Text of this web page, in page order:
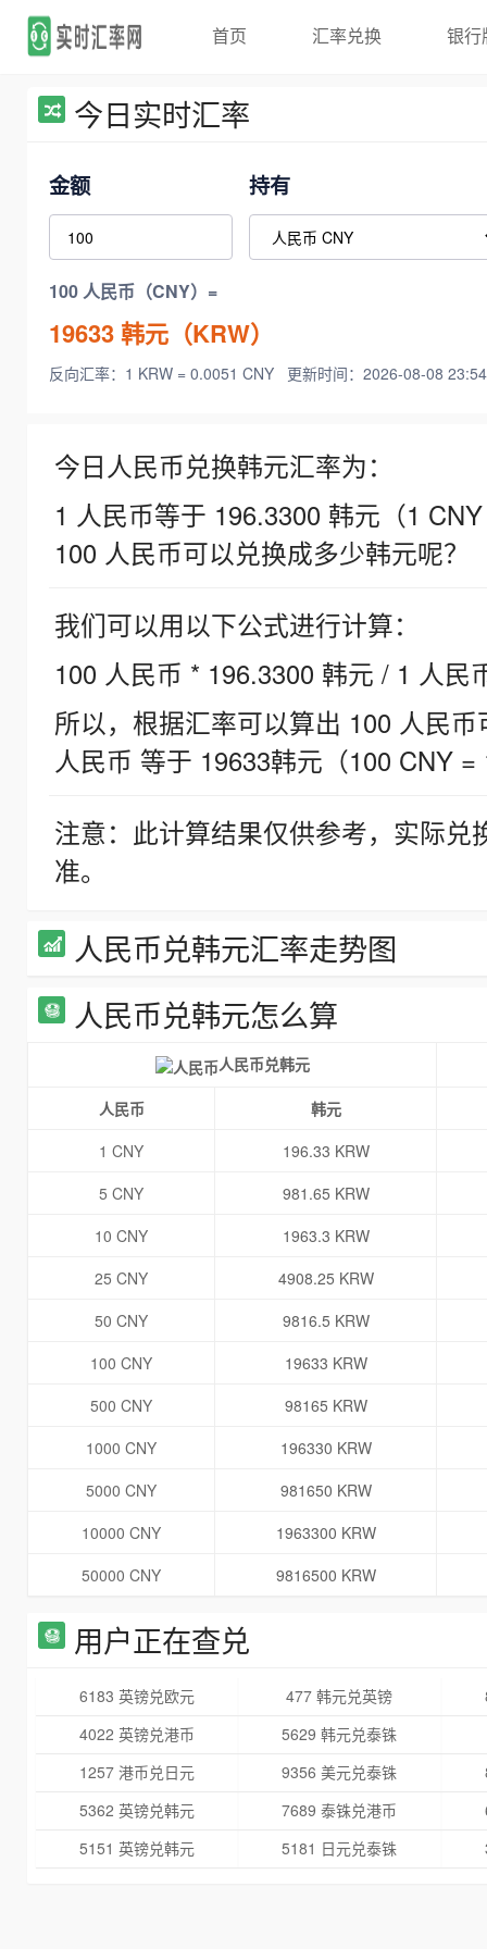
首页 汇率兑换 银行
今日实时汇率
金额 持有
100 人民币（CNY）=
19633韩元（KRW）
反向汇率：1 KRW = 0.0051 CNY 更新时间：2026-08-08
今日人民币兑换韩元汇率为：
1 人民币等于 196.3300 韩元（1
100 人民币可以兑换成多少韩元呢？
我们可以用以下公式进行计算：
100 人民币 * 196.3300 韩元 / 1 人民
所以，根据汇率可以算出 100 人民
人民币 等于 19633韩元（100 CNY =
注意：此计算结果仅供参考，实际
准。
人民币兑韩元汇率走势图
人民币兑韩元怎么算
人民币兑韩元
人民币
韩元
1 CNY
196.33 KRW
5 CNY
981.65 KRW
10 CNY
1963.3 KRW
25 CNY
4908.25 KRW
50 CNY
9816.5 KRW
100 CNY
19633 KRW
500 CNY
98165 KRW
1000 CNY
196330 KRW
5000 CNY
981650 KRW
10000 CNY
1963300 KRW
50000 CNY
9816500 KRW
用户正在查兑
6183 英镑兑欧元 477 韩元兑英镑
4022 英镑兑港币
5629 韩元兑泰铢
1257 港币兑日元
9356 美元兑泰铢
5362 英镑兑韩元
7689 泰铢兑港币
5151 英镑兑韩元
5181 日元兑泰铢